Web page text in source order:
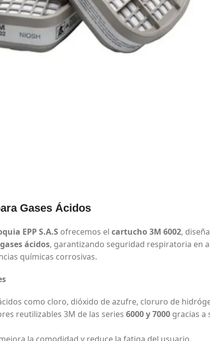
Gases Ácidos
EPP S.A.S ofrecemos el cartucho 3M 6002,
gases ácidos, garantizando seguridad respiratoria en
químicas corrosivas.
como cloro, dióxido de azufre, cloruro de
reutilizables 3M de las series 6000 y 7000 gracias a